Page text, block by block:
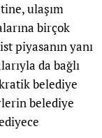
ulaşım
birçok
piyasanın yanı
da bağlı
belediye
belediye